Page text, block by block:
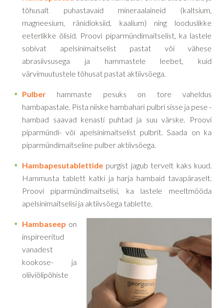
tõhusalt puhastavaid mineraalaineid (kaltsium,
magneesium, ränidioksiid, kaalium) ning looduslikke
eeterlikke õlisid. Proovi piparmündimaitselist, ka lastele
sobivat apelsinimaitselist pastat või vähese
abrasiivsusega ja hammastele leebet, kuid
värvimuutustele tõhusat pastat aktiivsöega.
Pulber hammaste pesuks on tore vaheldus
hambapastale. Pista niiske hambahari pulbri sisse ja pese -
hambad saavad kenasti puhtad ja suu värske. Proovi
piparmündi- või apelsinimaitselist pulbrit. Saada on ka
piparmündimaitseline pulber aktiivsöega.
Hambapesutablettide purgist jagub tervelt kaks kuud.
Hammusta tablett katki ja harja hambaid tavapäraselt.
Proovi piparmündimaitselisi, ka lastele meeltmööda
apelsinimaitselisi ja aktiivsöega tablette.
Hambaseep on
inspireeritud
vanadest
kookose- ja
oliiviõlipõhiste